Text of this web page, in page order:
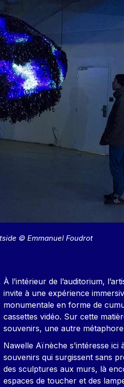
© Emmanuel Foudrot
Contenu
À l’intérieur de l’auditorium,
invite à une expérience
monumentale en forme de
cassettes vidéo. Sur cette
souvenirs, une autre
Nawelle Aïnèche s’intéresse
souvenirs qui surgissent sans
des sculptures aux murs, là
espaces de toucher et des